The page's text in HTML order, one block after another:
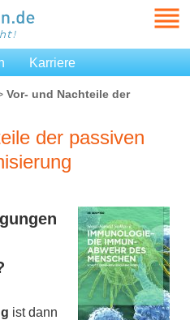
Karriere
Vor- und Nachteile der
der passiven
ist dann